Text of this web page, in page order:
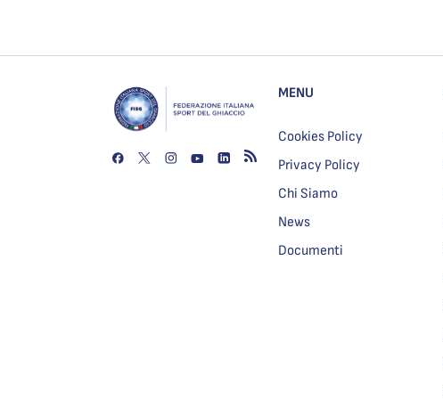
MENU
Cookies Policy
Privacy Policy
Chi Siamo
News
Documenti